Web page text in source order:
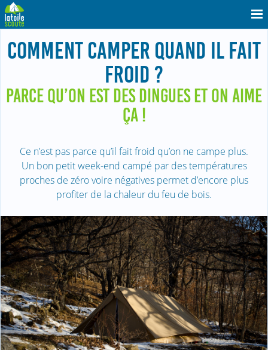
COMMENT CAMPER QUAND IL FAIT
FROID ?
PARCE QU’ON EST DES DINGUES ET ON AIME
ÇA !
Ce n’est pas parce qu’il fait froid qu’on ne campe plus.
Un bon petit week-end campé par des températures
proches de zéro voire négatives permet d’encore plus
profiter de la chaleur du feu de bois.